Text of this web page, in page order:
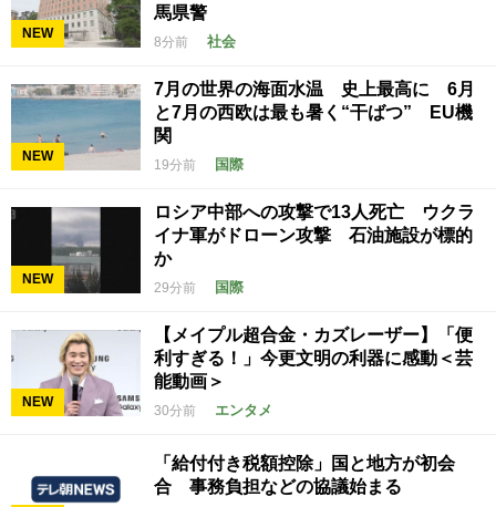
NEW
馬県警
8分前 社会
NEW
7月の世界の海面水温 史上最高に 6月
と7月の西欧は最も暑く“干ばつ” EU機
関
19分前 国際
NEW
ロシア中部への攻撃で13人死亡 ウクラ
イナ軍がドローン攻撃 石油施設が標的
か
29分前 国際
NEW
【メイプル超合金・カズレーザー】「便
利すぎる！」今更文明の利器に感動＜芸
能動画＞
30分前 エンタメ
「給付付き税額控除」国と地方が初会
合 事務負担などの協議始まる